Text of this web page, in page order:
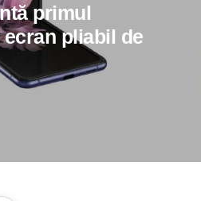
primul
pliabil de